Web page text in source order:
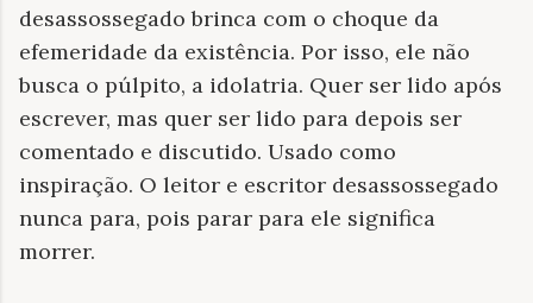
desassossegado brinca com o choque da
efemeridade da existência. Por isso, ele não
busca o púlpito, a idolatria. Quer ser lido após
escrever, mas quer ser lido para depois ser
comentado e discutido. Usado como
inspiração. O leitor e escritor desassossegado
nunca para, pois parar para ele significa
morrer.